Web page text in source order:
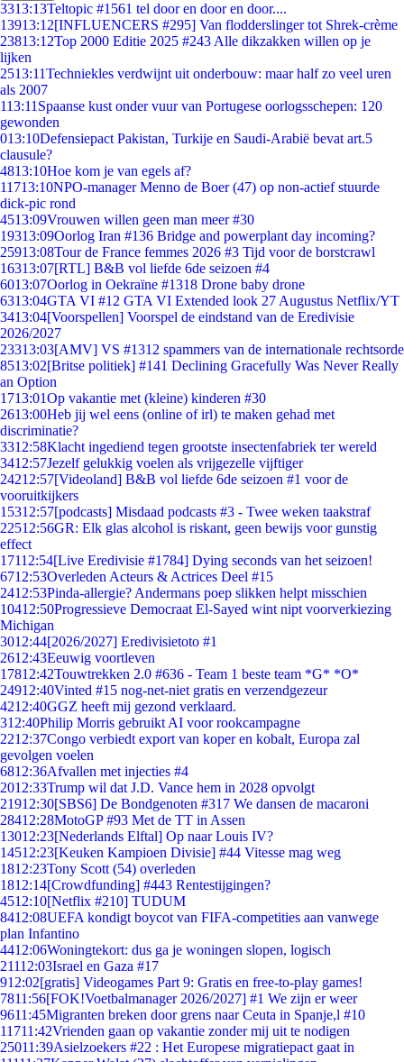
3313:13Teltopic #1561 tel door en door en door....
13913:12[INFLUENCERS #295] Van flodderslinger tot Shrek-crème
23813:12Top 2000 Editie 2025 #243 Alle dikzakken willen op je
lijken
2513:11Techniekles verdwijnt uit onderbouw: maar half zo veel uren
als 2007
113:11 Spaanse kust onder vuur van Portugese oorlogsschepen: 120
gewonden
013:10Defensiepact Pakistan, Turkije en Saudi-Arabië bevat art.5
clausule?
4813:10Hoe kom je van egels af?
11713:10NPO-manager Menno de Boer (47) op non-actief stuurde
dick-pic rond
4513:09Vrouwen willen geen man meer #30
19313:09Oorlog Iran #136 Bridge and powerplant day incoming?
25913:08Tour de France femmes 2026 #3 Tijd voor de borstcrawl
16313:07[RTL] B&B vol liefde 6de seizoen #4
6013:07Oorlog in Oekraïne #1318 Drone baby drone
6313:04GTA VI #12 GTA VI Extended look 27 Augustus Netflix/YT
3413:04[Voorspellen] Voorspel de eindstand van de Eredivisie
2026/2027
23313:03[AMV] VS #1312 spammers van de internationale rechtsorde
8513:02[Britse politiek] #141 Declining Gracefully Was Never Really
an Option
1713:01Op vakantie met (kleine) kinderen #30
2613:00Heb jij wel eens (online of irl) te maken gehad met
discriminatie?
3312:58Klacht ingediend tegen grootste insectenfabriek ter wereld
3412:57Jezelf gelukkig voelen als vrijgezelle vijftiger
24212:57[Videoland] B&B vol liefde 6de seizoen #1 voor de
vooruitkijkers
15312:57[podcasts] Misdaad podcasts #3 - Twee weken taakstraf
22512:56GR: Elk glas alcohol is riskant, geen bewijs voor gunstig
effect
17112:54[Live Eredivisie #1784] Dying seconds van het seizoen!
6712:53Overleden Acteurs & Actrices Deel #15
2412:53Pinda-allergie? Andermans poep slikken helpt misschien
10412:50Progressieve Democraat El-Sayed wint nipt voorverkiezing
Michigan
3012:44[2026/2027] Eredivisietoto #1
2612:43Eeuwig voortleven
17812:42Touwtrekken 2.0 #636 - Team 1 beste team *G* *O*
24912:40Vinted #15 nog-net-niet gratis en verzendgezeur
4212:40GGZ heeft mij gezond verklaard.
312:40Philip Morris gebruikt AI voor rookcampagne
2212:37Congo verbiedt export van koper en kobalt, Europa zal
gevolgen voelen
6812:36Afvallen met injecties #4
2012:33Trump wil dat J.D. Vance hem in 2028 opvolgt
21912:30[SBS6] De Bondgenoten #317 We dansen de macaroni
28412:28MotoGP #93 Met de TT in Assen
13012:23[Nederlands Elftal] Op naar Louis IV?
14512:23[Keuken Kampioen Divisie] #44 Vitesse mag weg
1812:23Tony Scott (54) overleden
1812:14[Crowdfunding] #443 Rentestijgingen?
4512:10[Netflix #210] TUDUM
8412:08UEFA kondigt boycot van FIFA-competities aan vanwege
plan Infantino
4412:06Woningtekort: dus ga je woningen slopen, logisch
21112:03Israel en Gaza #17
912:02[gratis] Videogames Part 9: Gratis en free-to-play games!
7811:56[FOK!Voetbalmanager 2026/2027] #1 We zijn er weer
9611:45Migranten breken door grens naar Ceuta in Spanje,l #10
11711:42Vrienden gaan op vakantie zonder mij uit te nodigen
25011:39Asielzoekers #22 : Het Europese migratiepact gaat in